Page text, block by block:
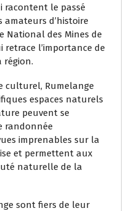
racontent le passé
amateurs d’histoire
National des Mines de
retrace l’importance de
région.
culturel, Rumelange
espaces naturels
peuvent se
randonnée
imprenables sur la
et permettent aux
naturelle de la
sont fiers de leur